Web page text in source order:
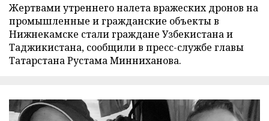
Жертвами утреннего налета вражеских дронов на
промышленные и гражданские объекты в
Нижнекамске стали граждане Узбекистана и
Таджикистана, сообщили в пресс-службе главы
Татарстана Рустама Минниханова.